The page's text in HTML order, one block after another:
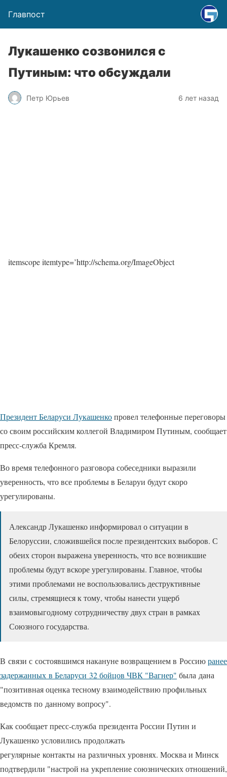
Главпост
Лукашенко созвонился с
Путиным: что обсуждали
Петр Юрьев 6 лет назад
itemscope itemtype=’http://schema.org/ImageObject
Президент Беларуси Лукашенкопровел телефонные переговоры
со своим российским коллегой Владимиром Путиным, сообщает
пресс-служба Кремля.
Во время телефонного разговора собеседники выразили
уверенность, что все проблемы в Беларуи будут скоро
урегулированы.
Александр Лукашенко информировал о ситуации в
Белоруссии, сложившейся после президентских выборов. С
обеих сторон выражена уверенность, что все возникшие
проблемы будут вскоре урегулированы. Главное, чтобы
этими проблемами не воспользовались деструктивные
силы, стремящиеся к тому, чтобы нанести ущерб
взаимовыгодному сотрудничеству двух стран в рамках
Союзного государства.
В связи с состоявшимся накануне возвращением в Россиюранее
задержанных в Беларуси 32 бойцов ЧВК "Вагнер" была дана
"позитивная оценка тесному взаимодействию профильных
ведомств по данному вопросу".
Как сообщает пресс-служба президента России Путин и
Лукашенко условились продолжать
регулярные контакты на различных уровнях. Москва и Минск
подтвердили "настрой на укрепление союзнических отношений,